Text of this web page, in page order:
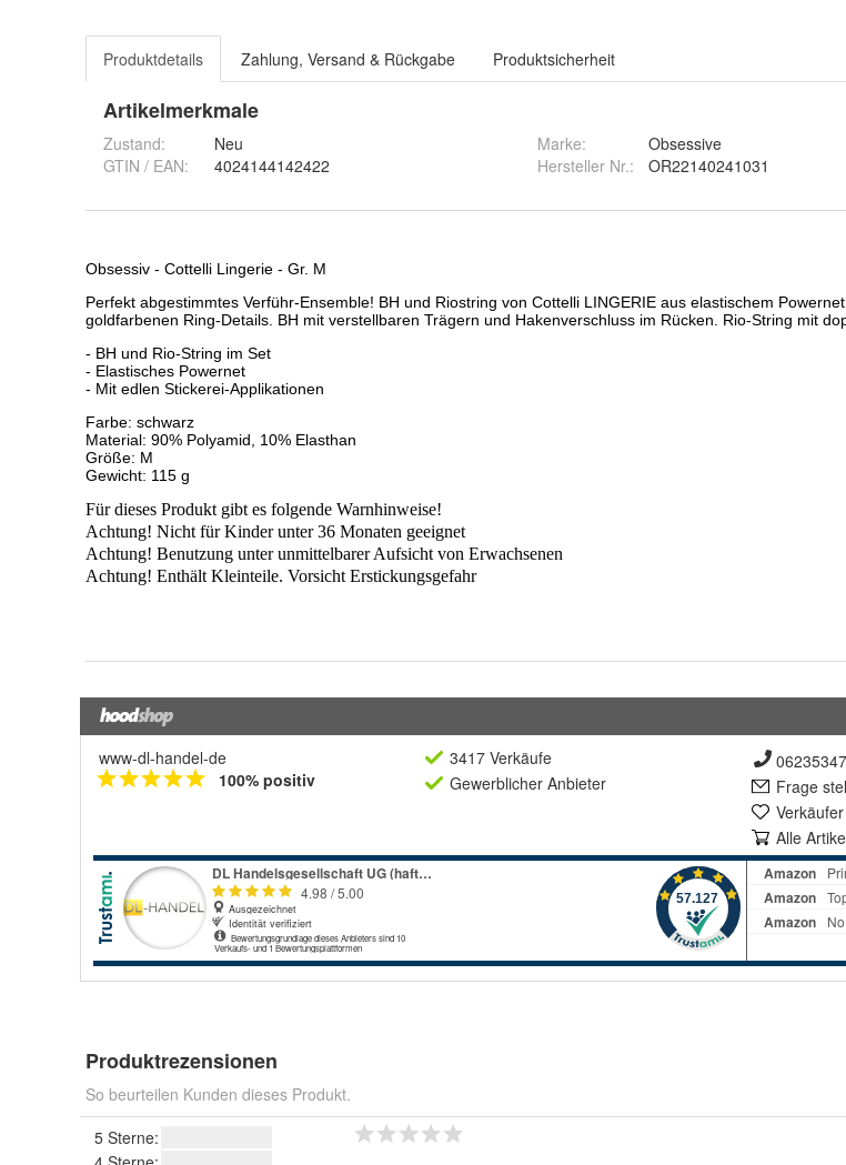
Produktdetails Zahlung, Versand & Rückgabe Produktsicherheit
Artikelmerkmale
Zustand:
Neu
GTIN / EAN:
4024144142422
Marke:
Obsessive
Hersteller Nr.:
OR22140241031
www-dl-handel-de
100% positiv
3417 Verkäufe
Gewerblicher Anbieter
Frage
Alle
Produktrezensionen
So beurteilen Kunden dieses Produkt.
5 Sterne: